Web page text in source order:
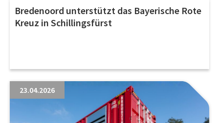
Bredenoord unterstützt das Bayerische Rote
Kreuz in Schillingsfürst
23.04.2026